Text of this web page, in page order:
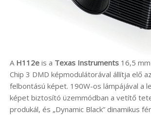
A H112e is a Texas Instruments 16,5
Chip 3 DMD képmodulátorával állítja elő
felbontású képet. 190W-os lámpájával a
képet biztosító üzemmódban a vetítő
produkál, és „Dynamic Black” dinamikus